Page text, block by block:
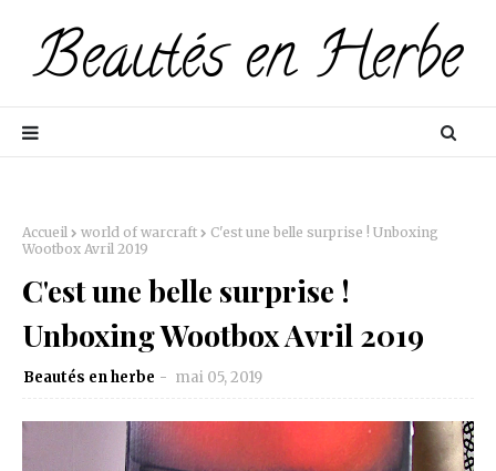
Accueil world of warcraft
C'est une belle surprise ! Unboxing
Wootbox Avril 2019
C'est une belle surprise !
Unboxing Wootbox Avril 2019
Beautés en herbe mai 05, 2019